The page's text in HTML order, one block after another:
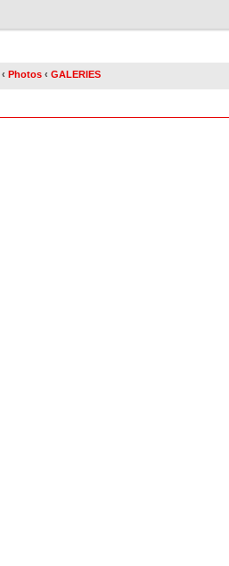
‹ Photos ‹ GALERIES